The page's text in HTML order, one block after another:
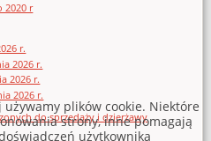
2020 r
r.
2026 r.
2026 r.
2026 r.
do sprzedaży i dzierżawy
plików cookie. Niektóre
strony, inne pomagają
użytkownika